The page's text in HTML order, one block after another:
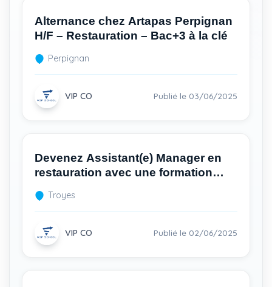
Alternance chez Artapas Perpignan
H/F – Restauration – Bac+3 à la clé
Perpignan
VIP CO Publié le 03/06/2025
Devenez Assistant(e) Manager en
restauration avec une formation
Troyes
VIP CO Publié le 02/06/2025